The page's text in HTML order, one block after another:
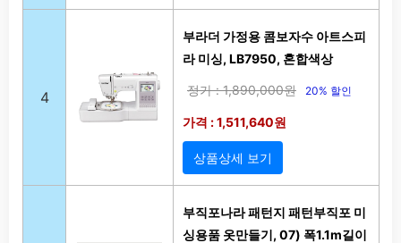
4
부라더 가정용 콤보자수 아트스피
라 미싱, LB7950, 혼합색상
정가 : 1,890,000원 20% 할인
가격 : 1,511,640원
상품상세 보기
부직포나라 패턴지 패턴부직포 미
싱용품 옷만들기, 07) 폭1.1m길이